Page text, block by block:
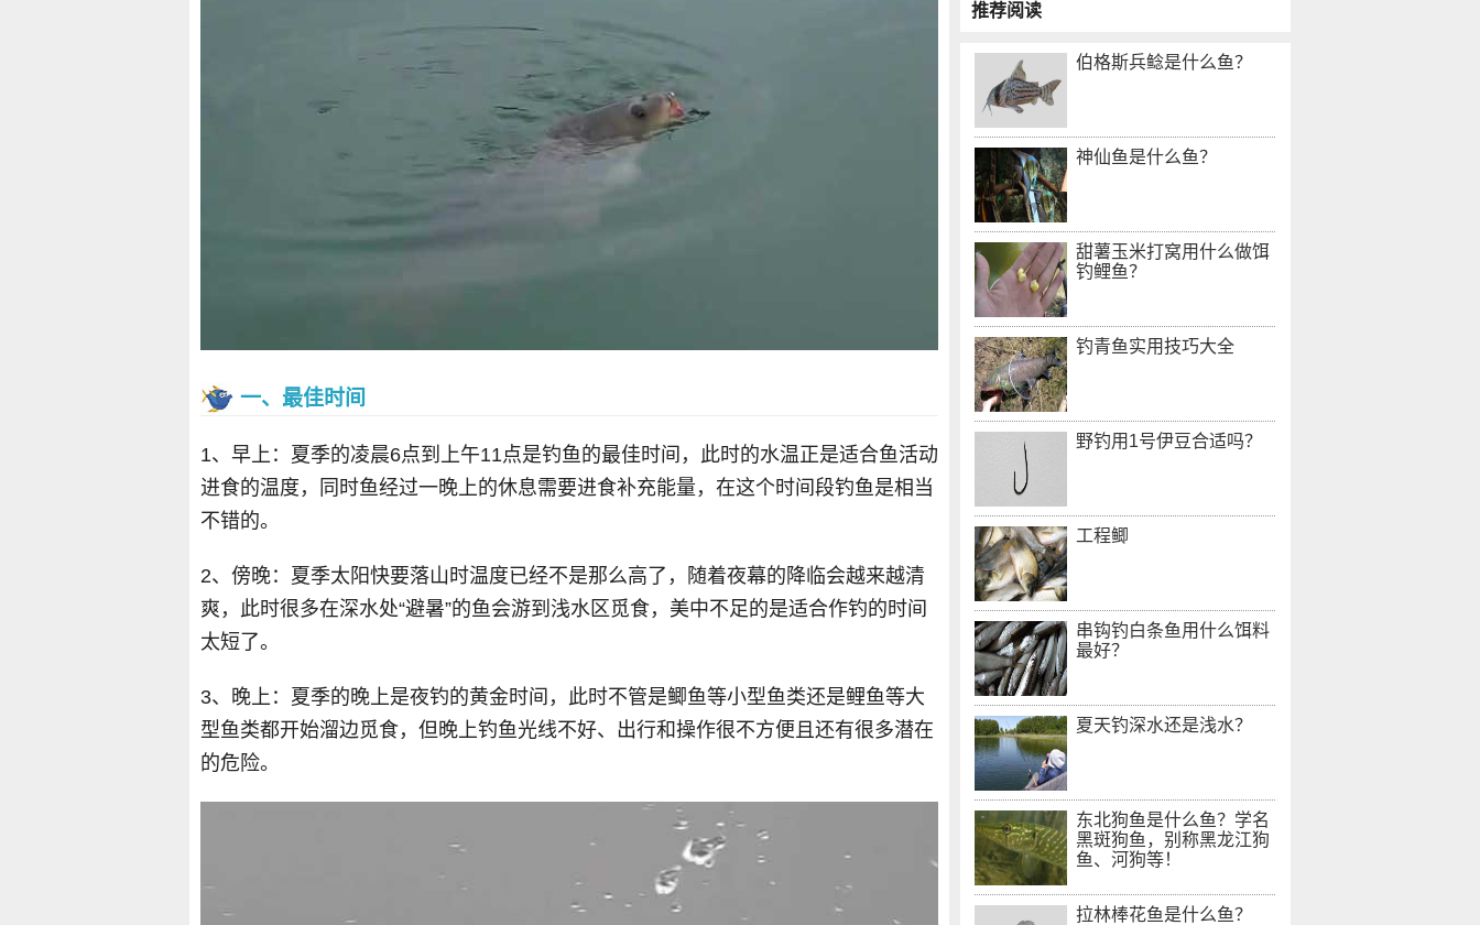
一、最佳时间
1、早上：夏季的凌晨6点到上午11点是钓鱼的最佳时间，此时的水温正是适合鱼活动
进食的温度，同时鱼经过一晚上的休息需要进食补充能量，在这个时间段钓鱼是相当
不错的。
2、傍晚：夏季太阳快要落山时温度已经不是那么高了，随着夜幕的降临会越来越清
爽，此时很多在深水处“避暑”的鱼会游到浅水区觅食，美中不足的是适合作钓的时间
太短了。
3、晚上：夏季的晚上是夜钓的黄金时间，此时不管是鲫鱼等小型鱼类还是鲤鱼等大
型鱼类都开始溜边觅食，但晚上钓鱼光线不好、出行和操作很不方便且还有很多潜在
的危险。
推荐阅读
伯格斯兵鲶是什么鱼？
神仙鱼是什么鱼？
甜薯玉米打窝用什么做饵
钓鲤鱼？
钓青鱼实用技巧大全
野钓用1号伊豆合适吗？
工程鲫
串钩钓白条鱼用什么饵料
最好？
夏天钓深水还是浅水？
东北狗鱼是什么鱼？学名
黑斑狗鱼，别称黑龙江狗
鱼、河狗等！
拉林棒花鱼是什么鱼？